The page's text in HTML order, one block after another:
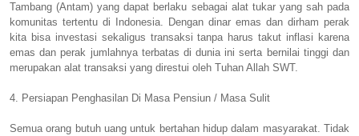
Tambang (Antam) yang dapat berlaku sebagai alat tukar yang sah pada
komunitas tertentu di Indonesia. Dengan dinar emas dan dirham perak
kita bisa investasi sekaligus transaksi tanpa harus takut inflasi karena
emas dan perak jumlahnya terbatas di dunia ini serta bernilai tinggi dan
merupakan alat transaksi yang direstui oleh Tuhan Allah SWT.
4. Persiapan Penghasilan Di Masa Pensiun / Masa Sulit
Semua orang butuh uang untuk bertahan hidup dalam masyarakat. Tidak